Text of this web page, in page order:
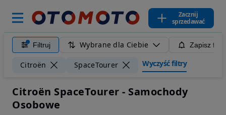
Zacznij
sprzedawać
Filtruj Wybrane dla Ciebie Zapisz
Citroën SpaceTourer Wyczyść filtry
Citroën SpaceTourer - Samochody
Osobowe